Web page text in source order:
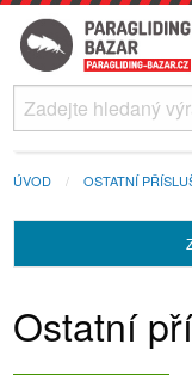
ÚVOD OSTATNÍ
Ostatní